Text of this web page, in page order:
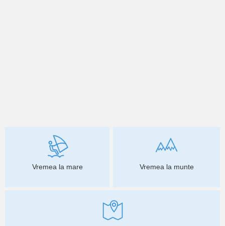
Vremea la mare Vremea la munte